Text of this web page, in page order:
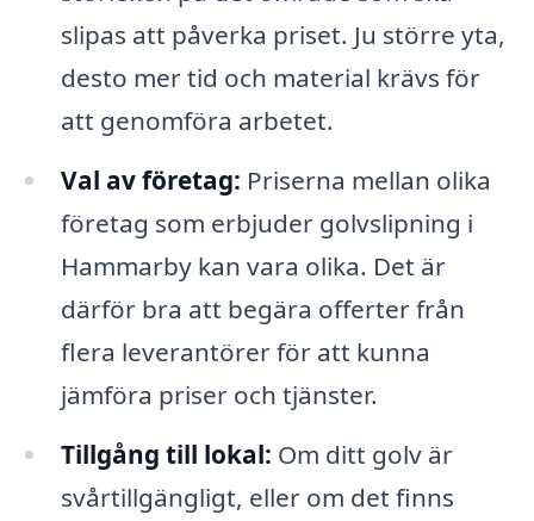
slipas att påverka priset. Ju större yta,
desto mer tid och material krävs för
att genomföra arbetet.
Val av företag: Priserna mellan olika
företag som erbjuder golvslipning i
Hammarby kan vara olika. Det är
därför bra att begära offerter från
flera leverantörer för att kunna
jämföra priser och tjänster.
Tillgång till lokal: Om ditt golv är
svårtillgängligt, eller om det finns